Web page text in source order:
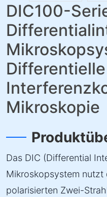
DIC100-
Differentielle
Mikroskopie
Das DIC (Differential
Mikroskopsystem nutzt
polarisierten Zwei-